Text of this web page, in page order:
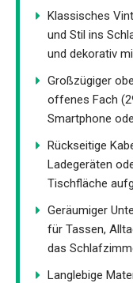
Klassisches
und Stil ins
und dekorativ
Großzügiger
offenes Fach
Smartphone
Rückseitige
Ladegeräten
Tischfläche
Geräumiger
für Tassen,
das
Langlebige